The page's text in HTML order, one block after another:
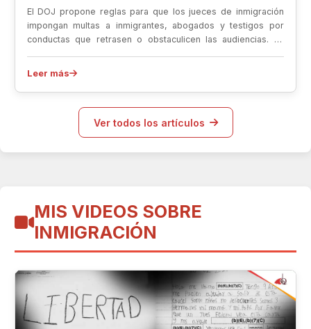
El DOJ propone reglas para que los jueces de inmigración
impongan multas a inmigrantes, abogados y testigos por
conductas que retrasen o obstaculicen las audiencias. La
Leer más
Ver todos los artículos
MIS VIDEOS SOBRE
INMIGRACIÓN